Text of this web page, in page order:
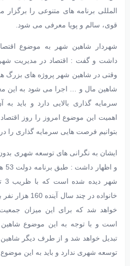
المللی برنامه های متنوعی را
قوی، سالم و پویا معرفی می شود.
شهردار شاهین شهر به موضوع
داشت و گفت : اقتصاد در مدیریت
وقتی در شاهین شهر پروژه های بزرگ
شاهین مال و … اجرا می شود به این
سرمایه گذاری بالایی دارد و باید
اهمیت این موضوع امروز را روز
بتوانیم فرصت هایی سرمایه گذاری را
ایشان به نگرانی های توسعه شهری
و
خانواده در چند
خواهد شد که برای این میزان
است و با توجه به این موضوع
تبدیل خواهد شد و از طرف دیگر
توسعه شهری ندارد و باید به این